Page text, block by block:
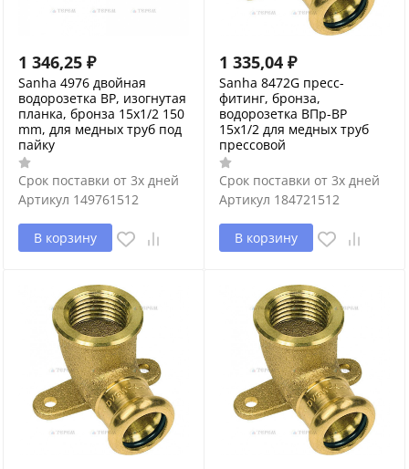
1 346,25 ₽
Sanha 4976 двойная
водорозетка ВР, изогнутая
планка, бронза 15x1/2 150
mm, для медных труб под
пайку
Срок поставки от 3х дней
Артикул 149761512
В корзину
1 335,04 ₽
Sanha 8472G пресс-
фитинг, бронза,
водорозетка ВПр-ВР
15x1/2 для медных труб
прессовой
Срок поставки от 3х дней
Артикул 184721512
В корзину